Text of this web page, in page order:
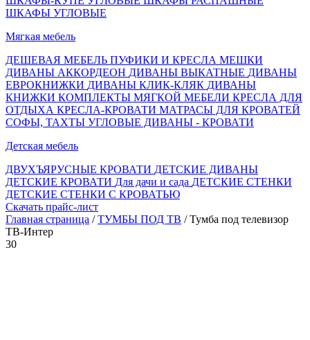
ШКАФЫ УГЛОВЫЕ
Мягкая мебель
ДЕШЕВАЯ МЕБЕЛЬ ПУФИКИ И КРЕСЛА МЕШКИ
ДИВАНЫ АККОРДЕОН ДИВАНЫ ВЫКАТНЫЕ ДИВАНЫ
ЕВРОКНИЖКИ ДИВАНЫ КЛИК-КЛЯК ДИВАНЫ
КНИЖКИ КОМПЛЕКТЫ МЯГКОЙ МЕБЕЛИ КРЕСЛА ДЛЯ
ОТДЫХА КРЕСЛА-КРОВАТИ МАТРАСЫ ДЛЯ КРОВАТЕЙ
СОФЫ, ТАХТЫ УГЛОВЫЕ ДИВАНЫ - КРОВАТИ
Детская мебель
ДВУХЪЯРУСНЫЕ КРОВАТИ ДЕТСКИЕ ДИВАНЫ
ДЕТСКИЕ КРОВАТИ Для дачи и сада ДЕТСКИЕ СТЕНКИ
ДЕТСКИЕ СТЕНКИ С КРОВАТЬЮ
Скачать прайс-лист
Главная страница /ТУМБЫ ПОД ТВ / Тумба под телевизор
ТВ-Интер
30